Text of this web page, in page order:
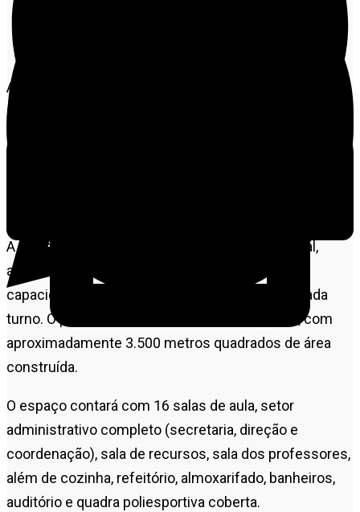
A Prefeitura de
processo licitatório para construção de uma nova
escola municipal no bairro Jardim Almeida Prado. O
A unidade será destinada ao ensino fundamental,
atendendo estudantes do 1º ao 5º ano, com
capacidade projetada para até 560 alunos em cada
turno. O projeto prevê uma estrutura moderna, com
aproximadamente 3.500 metros quadrados de área
construída.
O espaço contará com 16 salas de aula, setor
administrativo completo (secretaria, direção e
coordenação), sala de recursos, sala dos professores,
além de cozinha, refeitório, almoxarifado, banheiros,
auditório e quadra poliesportiva coberta.